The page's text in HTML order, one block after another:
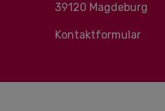
39120 Magdeburg
Kontaktformular